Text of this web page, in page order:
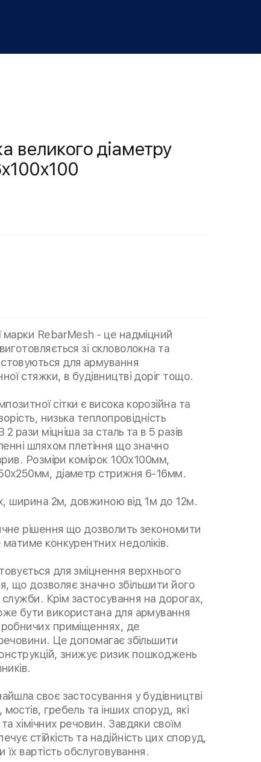
великого діаметру
марки RebarMesh - це надміцний
зі скловолокна та
для армування
стяжки, в будівництві доріг тощо.
сітки є висока корозійна та
низька теплопровідність
2 рази міцніша за сталь та в 5 разів
шляхом плетіння що значно
Розміри комірок 100х100мм,
діаметр стрижня 6-16мм.
ширина 2м, довжиною від 1м до 12м.
рішення що дозволить зекономити
конкурентних недоліків.
для зміцнення верхнього
що дозволяє значно збільшити його
служби. Крім застосування на дорогах,
бути використана для армування
приміщеннях, де
Це допомагає збільшити
знижує ризик пошкоджень
своє застосування у будівництві
гребель та інших споруд, які
хімічних речовин. Завдяки своїм
стійкість та надійність цих споруд,
вартість обслуговування.